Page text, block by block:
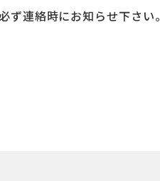
連絡時にお知らせ下さい。